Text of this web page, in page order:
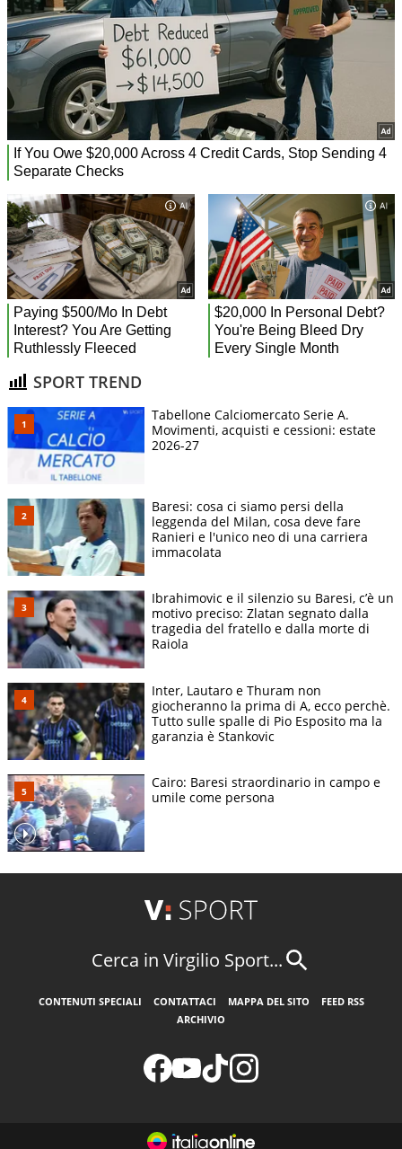
SPORT TREND
Tabellone Calciomercato Serie A.
Movimenti, acquisti e cessioni: estate
2026-27
Baresi: cosa ci siamo persi della
leggenda del Milan, cosa deve fare
Ranieri e l'unico neo di una carriera
immacolata
Ibrahimovic e il silenzio su Baresi, c’è un
motivo preciso: Zlatan segnato dalla
tragedia del fratello e dalla morte di
Raiola
Inter, Lautaro e Thuram non
giocheranno la prima di A, ecco perchè.
Tutto sulle spalle di Pio Esposito ma la
garanzia è Stankovic
Cairo: Baresi straordinario in campo e
umile come persona
Cerca in Virgilio Sport...
CONTENUTI SPECIALI CONTATTACI MAPPA DEL SITO
FEED RSS
ARCHIVIO